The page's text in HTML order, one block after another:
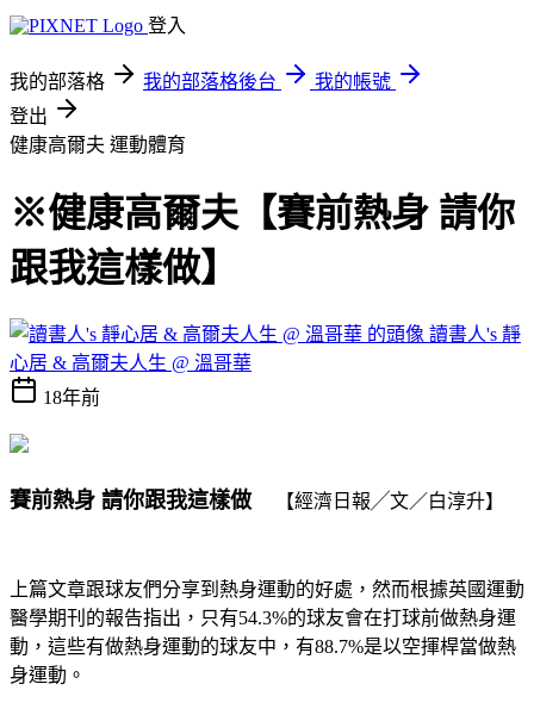
登入
我的部落格 我的部落格後台
我的帳號
登出
健康高爾夫 運動體育
※健康高爾夫【賽前熱身 請你
跟我這樣做】
讀書人's 靜
心居 & 高爾夫人生 @ 溫哥華
18年前
賽前熱身 請你跟我這樣做 【經濟日報╱文／白淳升】
上篇文章跟球友們分享到熱身運動的好處，然而根據英國運動
醫學期刊的報告指出，只有54.3%的球友會在打球前做熱身運
動，這些有做熱身運動的球友中，有88.7%是以空揮桿當做熱
身運動。